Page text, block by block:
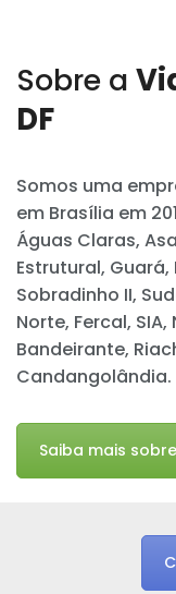
Sobre a
DF
Somos uma
em Brasília em
Águas Claras,
Estrutural,
Sobradinho II,
Norte, Fercal,
Bandeirante,
Candangolândia.
Saiba mais